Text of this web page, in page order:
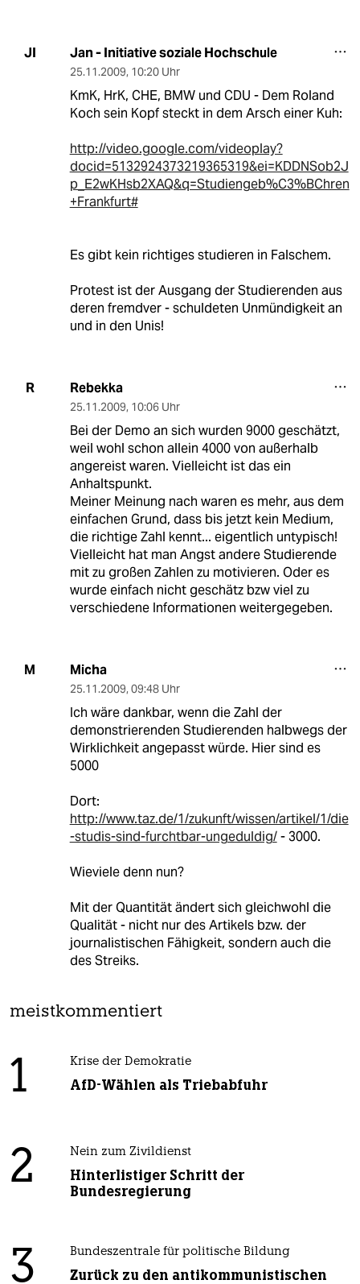
JI Jan - Initiative soziale Hochschule
25.11.2009, 10:20 Uhr
KmK, HrK, CHE, BMW und CDU - Dem Roland
Koch sein Kopf steckt in dem Arsch einer Kuh:
http://video.google.com/videoplay?
docid=5132924373219365319&ei=KDDNSob2J
p_E2wKHsb2XAQ&q=Studiengeb%C3%BChren
+Frankfurt#
Es gibt kein richtiges studieren in Falschem.
Protest ist der Ausgang der Studierenden aus
deren fremdver - schuldeten Unmündigkeit an
und in den Unis!
R Rebekka
25.11.2009, 10:06 Uhr
Bei der Demo an sich wurden 9000 geschätzt,
weil wohl schon allein 4000 von außerhalb
angereist waren. Vielleicht ist das ein
Anhaltspunkt.
Meiner Meinung nach waren es mehr, aus dem
einfachen Grund, dass bis jetzt kein Medium,
die richtige Zahl kennt... eigentlich untypisch!
Vielleicht hat man Angst andere Studierende
mit zu großen Zahlen zu motivieren. Oder es
wurde einfach nicht geschätz bzw viel zu
verschiedene Informationen weitergegeben.
M Micha
25.11.2009, 09:48 Uhr
Ich wäre dankbar, wenn die Zahl der
demonstrierenden Studierenden halbwegs der
Wirklichkeit angepasst würde. Hier sind es
5000
Dort:
http://www.taz.de/1/zukunft/wissen/artikel/1/die
-studis-sind-furchtbar-ungeduldig/- 3000.
Wieviele denn nun?
Mit der Quantität ändert sich gleichwohl die
Qualität - nicht nur des Artikels bzw. der
journalistischen Fähigkeit, sondern auch die
des Streiks.
meistkommentiert
1 Krise der Demokratie
AfD-Wählen als Triebabfuhr
2 Nein zum Zivildienst
Hinterlistiger Schritt der
Bundesregierung
3 Bundeszentrale für politische Bildung
Zurück zu den antikommunistischen